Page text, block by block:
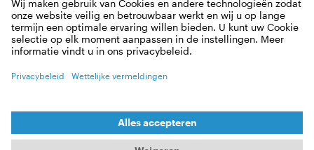
Contact
Cookie-instellingen